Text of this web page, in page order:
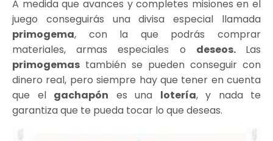
A medida que avances y completes misiones en el
juego conseguirás una divisa especial llamada
primogema, con la que podrás comprar
materiales, armas especiales o deseos. Las
primogemas también se pueden conseguir con
dinero real, pero siempre hay que tener en cuenta
que el gachapón es una lotería, y nada te
garantiza que te pueda tocar lo que deseas.